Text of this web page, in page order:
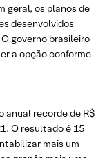
geral, os planos de
desenvolvidos
governo brasileiro
a opção conforme
anual recorde de R$
O resultado é 15
mais um